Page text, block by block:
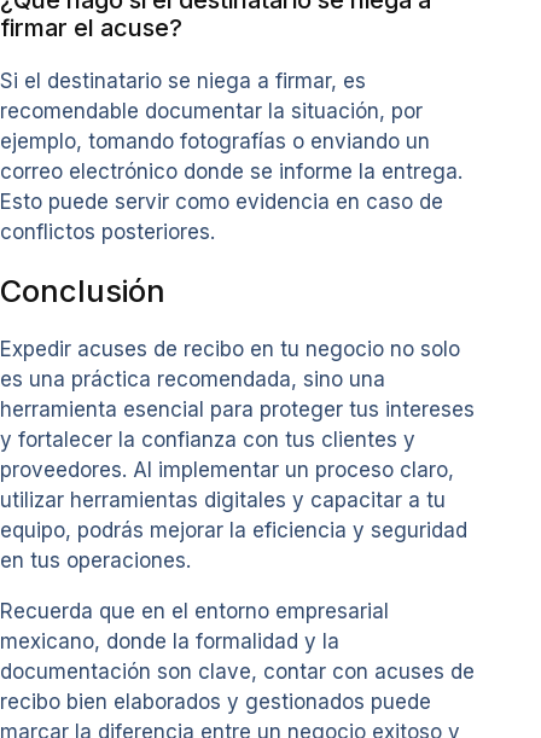
firmar el acuse?
Si el destinatario se niega a firmar, es
recomendable documentar la situación, por
ejemplo, tomando fotografías o enviando un
correo electrónico donde se informe la entrega.
Esto puede servir como evidencia en caso de
conflictos posteriores.
Conclusión
Expedir acuses de recibo en tu negocio no solo
es una práctica recomendada, sino una
herramienta esencial para proteger tus intereses
y fortalecer la confianza con tus clientes y
proveedores. Al implementar un proceso claro,
utilizar herramientas digitales y capacitar a tu
equipo, podrás mejorar la eficiencia y seguridad
en tus operaciones.
Recuerda que en el entorno empresarial
mexicano, donde la formalidad y la
documentación son clave, contar con acuses de
recibo bien elaborados y gestionados puede
marcar la diferencia entre un negocio exitoso y